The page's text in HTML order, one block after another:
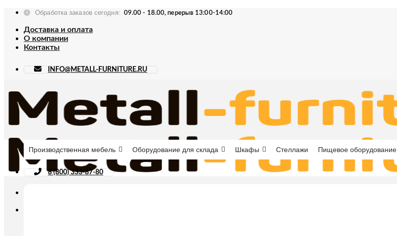
Skip
content
Обработка заказов сегодня: 09.00 - 18.00, перерыв 13:00-14:00
Доставка и оплата
О компании
Контакты
INFO@METALL-FURNITURE.RU
Производственная мебель Оборудование для склада Шкафы Стеллажи Пищевое оборудование
8 (800) 333-87-80